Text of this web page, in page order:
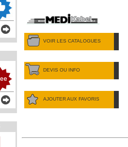
VOIR LES CATALOGUES
DEVIS OU INFO
AJOUTER AUX FAVORIS